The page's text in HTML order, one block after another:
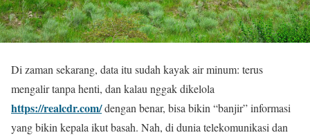
Di zaman sekarang, data itu sudah kayak air minum: terus
mengalir tanpa henti, dan kalau nggak dikelola
https://realcdr.com/dengan benar, bisa bikin “banjir” informasi
yang bikin kepala ikut basah. Nah, di dunia telekomunikasi dan